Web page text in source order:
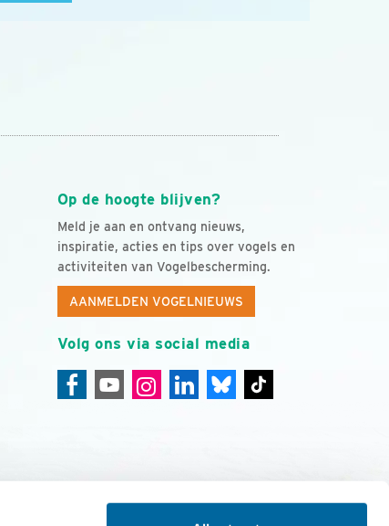
Op de hoogte blijven?
Meld je aan en ontvang nieuws,
inspiratie, acties en tips over vogels en
activiteiten van Vogelbescherming.
AANMELDEN VOGELNIEUWS
Volg ons via social media